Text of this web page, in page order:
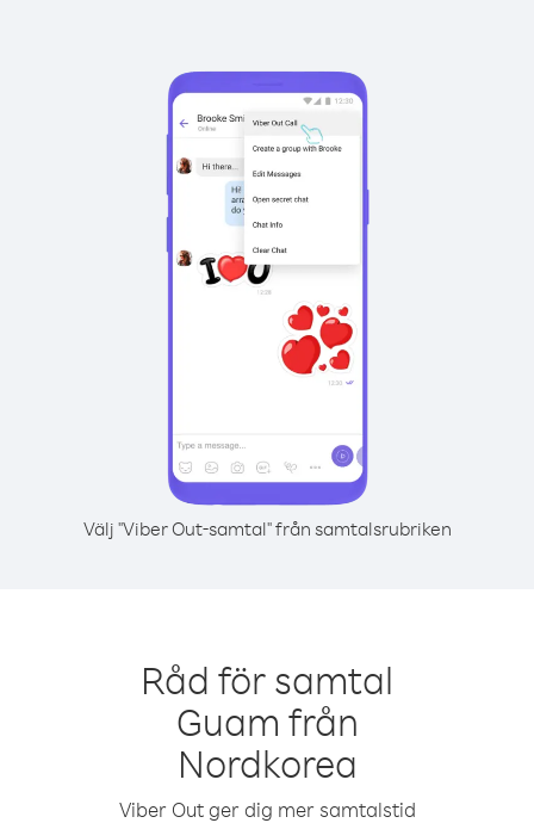
Välj "Viber Out-samtal" från samtalsrubriken
Råd för samtal
Guam från
Nordkorea
Viber Out ger dig mer samtalstid